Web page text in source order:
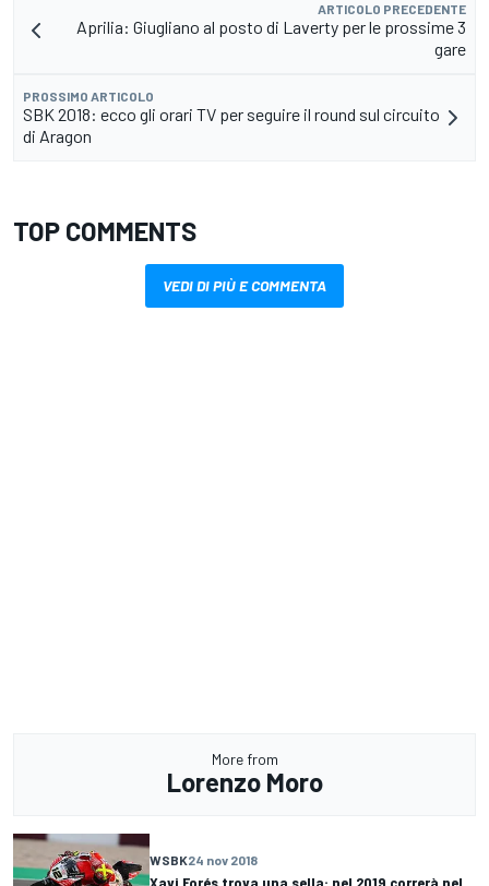
ARTICOLO PRECEDENTE
Aprilia: Giugliano al posto di Laverty per le prossime 3
gare
PROSSIMO ARTICOLO
SBK 2018: ecco gli orari TV per seguire il round sul circuito
di Aragon
TOP COMMENTS
VEDI DI PIÙ E COMMENTA
More from
Lorenzo Moro
WSBK24 nov 2018
Xavi Forés trova una sella: nel 2019 correrà nel